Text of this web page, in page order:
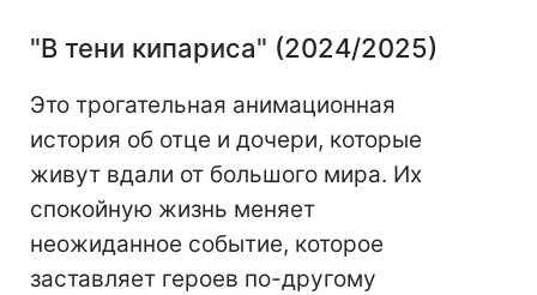
"В тени кипариса" (2024/2025)
Это трогательная анимационная
история об отце и дочери, которые
живут вдали от большого мира. Их
спокойную жизнь меняет
неожиданное событие, которое
заставляет героев по-другому